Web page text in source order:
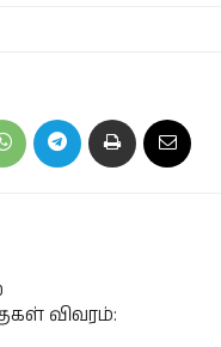
விவரம்: